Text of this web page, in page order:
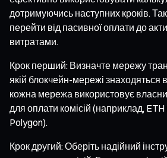
дотримуючись наступних кроків.
перейти від пасивної оплати до
витратами.
Крок перший: Визначте мережу
якій блокчейн-мережі знаходяться
кожна мережа використовує
для оплати комісій (наприклад,
Polygon).
Крок другий: Оберіть надійний